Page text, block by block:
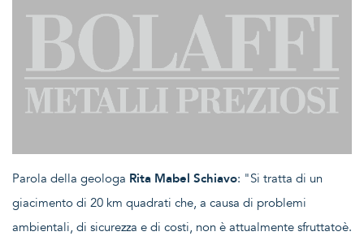
Parola della geologa Rita Mabel Schiavo: "Si tratta di un
giacimento di 20 km quadrati che, a causa di problemi
ambientali, di sicurezza e di costi, non è attualmente sfruttatoè.